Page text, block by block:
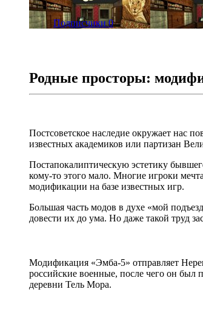
Подписчики 0
Родные просторы:
Постсоветское наследие окружает нас
известных академиков или партизан
Постапокалиптическую эстетику
кому-то этого мало. Многие игроки
модификации на базе известных игр.
Большая часть модов в духе «мой
довести их до ума. Но даже такой труд
Модификация «Эмба-5» отправляет
российские военные, после чего он
деревни Тель Мора.